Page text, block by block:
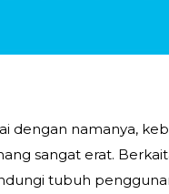
dengan namanya,
sangat erat.
tubuh